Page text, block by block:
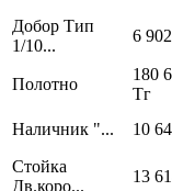
Добор Тип
1/10...
6
Полотно
180
Тг
Наличник "... 10
Стойка
Дв.коро...
13